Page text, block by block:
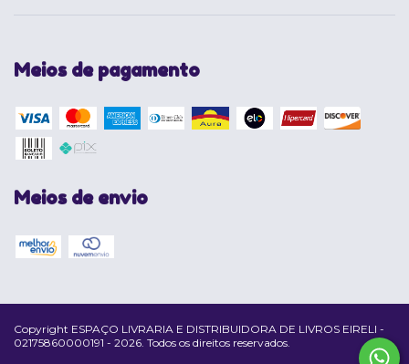
Meios de pagamento
Meios de envio
Copyright ESPAÇO LIVRARIA E DISTRIBUIDORA DE LIVROS EIRELI -
02175860000191 - 2026. Todos os direitos reservados.